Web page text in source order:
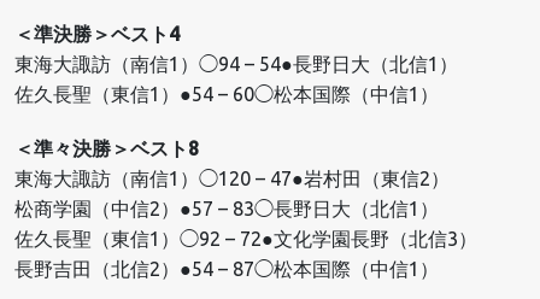
＜準決勝＞ベスト4
東海大諏訪（南信1）◯94 – 54●長野日大（北信1）
佐久長聖（東信1）●54 – 60◯松本国際（中信1）
＜準々決勝＞ベスト8
東海大諏訪（南信1）◯120 – 47●岩村田（東信2）
松商学園（中信2）●57 – 83◯長野日大（北信1）
佐久長聖（東信1）◯92 – 72●文化学園長野（北信3）
長野吉田（北信2）●54 – 87◯松本国際（中信1）